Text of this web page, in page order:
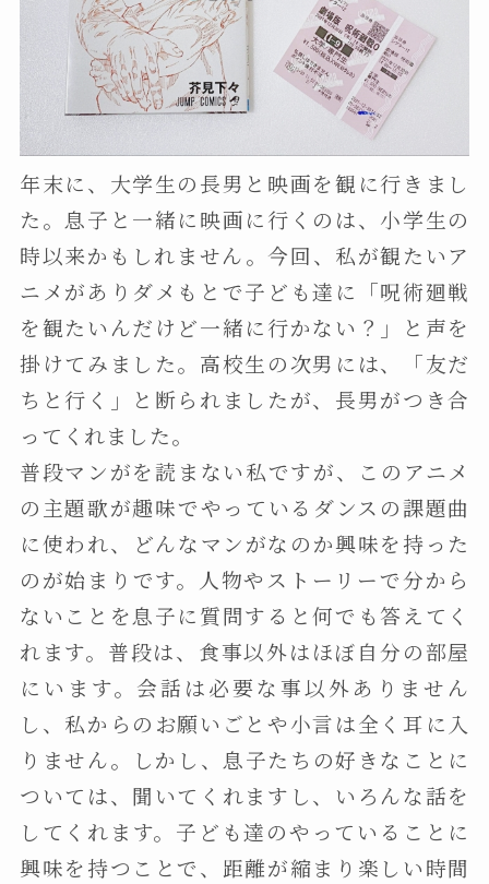
年末に、大学生の長男と映画を観に行きまし
た。息子と一緒に映画に行くのは、小学生の
時以来かもしれません。今回、私が観たいア
ニメがありダメもとで子ども達に「呪術廻戦
を観たいんだけど一緒に行かない？」と声を
掛けてみました。高校生の次男には、「友だ
ちと行く」と断られましたが、長男がつき合
ってくれました。
普段マンがを読まない私ですが、このアニメ
の主題歌が趣味でやっているダンスの課題曲
に使われ、どんなマンがなのか興味を持った
のが始まりです。人物やストーリーで分から
ないことを息子に質問すると何でも答えてく
れます。普段は、食事以外はほぼ自分の部屋
にいます。会話は必要な事以外ありません
し、私からのお願いごとや小言は全く耳に入
りません。しかし、息子たちの好きなことに
ついては、聞いてくれますし、いろんな話を
してくれます。子ども達のやっていることに
興味を持つことで、距離が縮まり楽しい時間